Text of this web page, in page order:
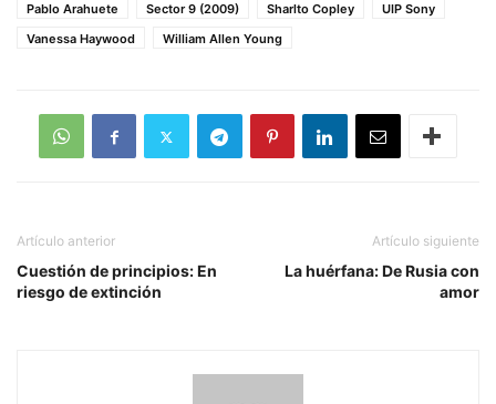
Pablo Arahuete
Sector 9 (2009) Sharlto Copley
UIP Sony
Vanessa Haywood
William Allen Young
Artículo anterior
Cuestión de principios: En
riesgo de extinción
Artículo siguiente
La huérfana: De Rusia con
amor